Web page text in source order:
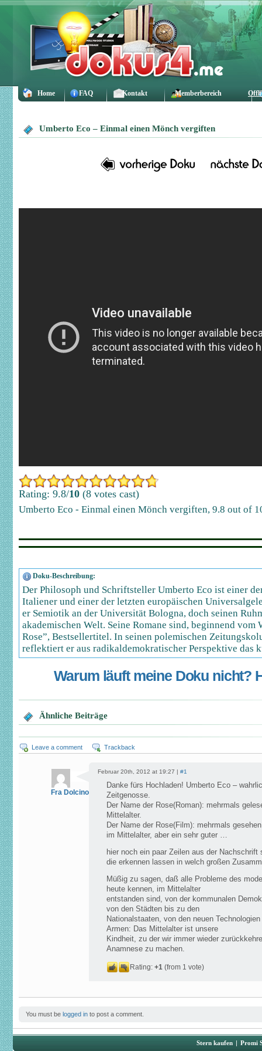
Home FAQ Kontakt Memberbereich
Umberto Eco – Einmal einen Mönch vergiften
Rating: 9.8/10 (8 votes cast)
Umberto Eco - Einmal einen Mönch vergiften, 9.8 out of
Doku-Beschreibung:
Der Philosoph und Schriftsteller Umberto Eco ist einer
Italiener und einer der letzten europäischen
er Semiotik an der Universität Bologna, doch seinen
akademischen Welt. Seine Romane sind, beginnend vom
Rose”, Bestsellertitel. In seinen polemischen
reflektiert er aus radikaldemokratischer Perspektive das
Warum läuft meine Doku nicht?
Ähnliche Beiträge
Leave a comment Trackback
Fra Dolcino
Februar 20th, 2012 at 19:27 | #1
Danke fürs Hochladen! Umberto Eco –
Zeitgenosse.
Der Name der Rose(Roman): mehrmals
Mittelalter.
Der Name der Rose(Film): mehrmals
im Mittelalter, aber ein sehr guter …
hier noch ein paar Zeilen aus der Nachschrift
die erkennen lassen in welch großen
Müßig zu sagen, daß alle Probleme des
heute kennen, im Mittelalter
entstanden sind, von der kommunalen
von den Städten bis zu den
Nationalstaaten, von den neuen
Armen: Das Mittelalter ist unsere
Kindheit, zu der wir immer wieder
Anamnese zu machen.
Rating: +1 (from 1 vote)
You must be logged in to post a comment.
Stern kaufen | Promi